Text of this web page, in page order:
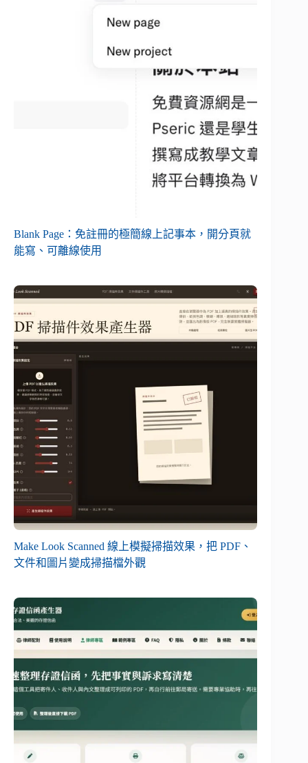
Blank Page：免註冊的極簡線上記事本，開分頁就
能寫、可離線使用
Make Look Scanned 線上模擬掃描效果，把 PDF、
文件和圖片變成掃描檔外觀